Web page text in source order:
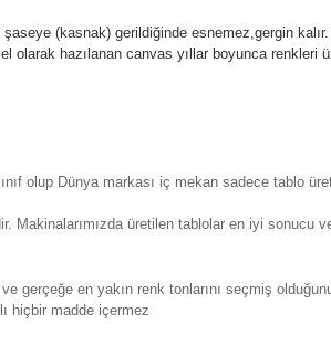
(kasnak) gerildiğinde esnemez,gergin kalır.
hazılanan canvas yıllar boyunca renkleri
olup Dünya markası iç mekan sadece tablo
Makinalarımızda üretilen tablolar en iyi sonucu
gerçeğe en yakın renk tonlarını seçmiş
hiçbir madde içermez